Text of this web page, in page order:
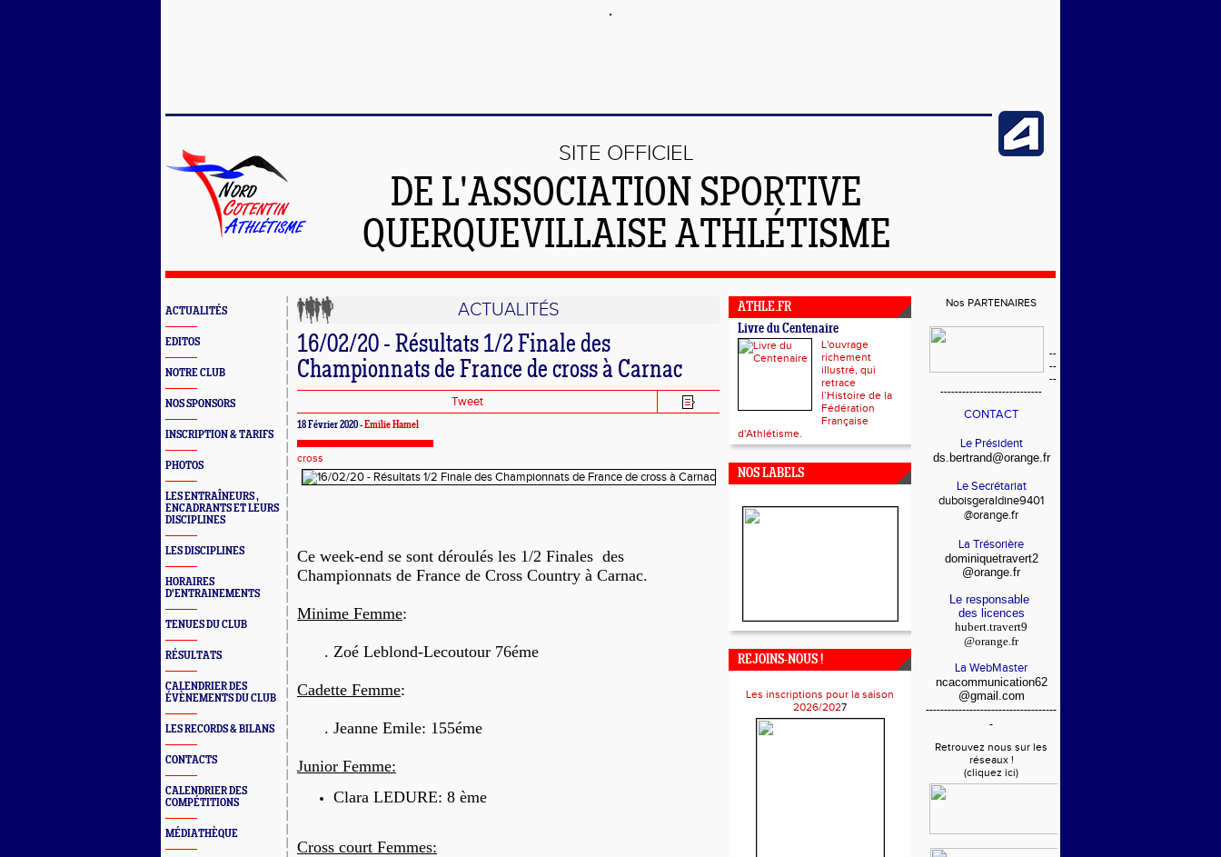
SITE OFFICIEL
DE L'ASSOCIATION SPORTIVE
QUERQUEVILLAISE ATHLÉTISME
ACTUALITÉS
EDITOS
NOTRE CLUB
NOS SPONSORS
INSCRIPTION & TARIFS
PHOTOS
LES ENTRAÎNEURS ,
ENCADRANTS ET LEURS
DISCIPLINES
LES DISCIPLINES
HORAIRES
D'ENTRAINEMENTS
TENUES DU CLUB
RÉSULTATS
CALENDRIER DES
ÉVÈNEMENTS DU CLUB
LES RECORDS & BILANS
CONTACTS
CALENDRIER DES
COMPÉTITIONS
MÉDIATHÈQUE
ACTUALITÉS
16/02/20 - Résultats 1/2 Finale des
Championnats de France de cross à Carnac
Tweet
18 Février 2020 -Emilie Hamel
cross
Ce week-end se sont déroulés les 1/2 Finales des
Championnats de France de Cross Country à Carnac.
Minime Femme:
. Zoé Leblond-Lecoutour 76éme
Cadette Femme:
. Jeanne Emile: 155éme
Junior Femme:
Clara LEDURE: 8 ème
Cross court Femmes:
ATHLE.FR
Livre du Centenaire
L'ouvrage
richement
illustré, qui
retrace
l’Histoire de la
Fédération
Française
d'Athlétisme.
NOS LABELS
REJOINS-NOUS !
Les inscriptions pour la saison
2026/2027
Nos PARTENAIRES
--
--
--
----------------------------
CONTACT
Le Président
ds.bertrand@orange.fr
Le Secrétariat
duboisgeraldine9401
@orange.fr
La Trésorière
dominiquetravert2
@orange.fr
Le responsable
des licences
hubert.travert9
@orange.fr
La WebMaster
ncacommunication62
@gmail.com
------------------------------------
-
Retrouvez nous sur les
réseaux !
(cliquez ici)